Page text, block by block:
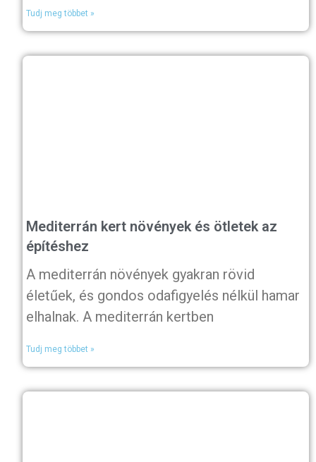
Tudj meg többet »
Mediterrán kert növények és ötletek az
építéshez
A mediterrán növények gyakran rövid
életűek, és gondos odafigyelés nélkül hamar
elhalnak. A mediterrán kertben
Tudj meg többet »